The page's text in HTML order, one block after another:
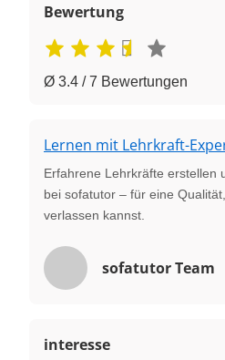
Bewertung
Ø 3.4 / 7 Bewertungen
Lernen mit Lehrkraft-
Erfahrene Lehrkräfte erstellen
bei sofatutor – für eine
verlassen kannst.
sofatutor Team
interesse